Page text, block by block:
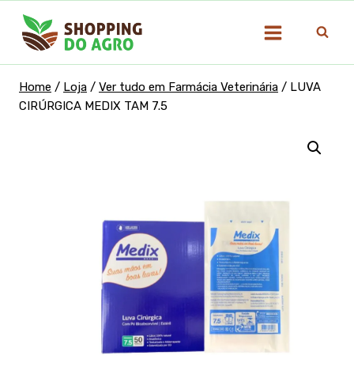
para
Home / Loja / Ver tudo em Farmácia Veterinária / LUVA
CIRÚRGICA MEDIX TAM 7.5